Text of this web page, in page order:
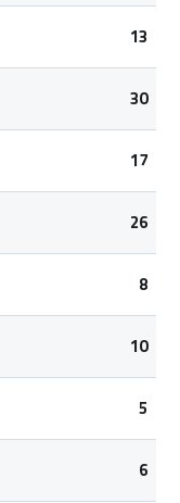
13
30
17
26
8
10
5
6